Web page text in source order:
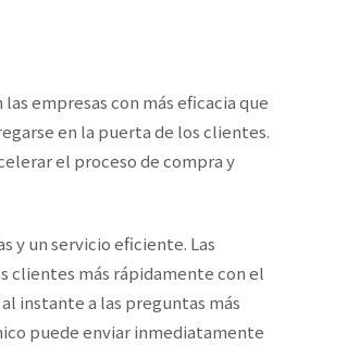
empresas con más eficacia que
en la puerta de los clientes.
el proceso de compra y
y un servicio eficiente. Las
clientes más rápidamente con el
instante a las preguntas más
puede enviar inmediatamente